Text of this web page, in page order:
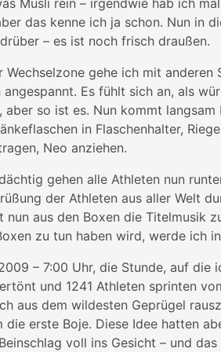
Müsli rein – irgendwie hab ich
das kenne ich ja schon. Nun in
– es ist noch frisch draußen.
Wechselzone gehe ich mit
Es fühlt sich an, als
so ist es. Nun kommt langsam
in Flaschenhalter,
Neo anziehen.
gehen alle Athleten nun
der Athleten aus aller Welt
nun aus den Boxen die Titelmusik
zu tun haben wird, werde ich
– 7:00 Uhr, die Stunde, auf die
und 1241 Athleten sprinten
aus dem wildesten Geprügel
die erste Boje. Diese Idee hatten
voll ins Gesicht – und